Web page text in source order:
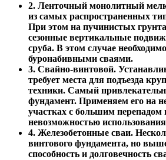
2. Ленточный монолитный
из самых распространенных
При этом на пучинистых
сезонные вертикальные
сруба. В этом случае
буронабивными сваями.
3. Свайно-винтовой.
требует места для подъезда
техники. Самый
фундамент. Применяем его на
участках с большим перепадом
невозможностью
4. Железобетонные сваи.
винтового фундамента, но
способность и долговечность